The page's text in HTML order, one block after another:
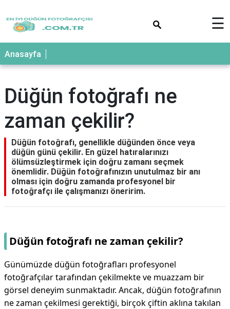
☰
Anasayfa
Düğün fotoğrafı ne
zaman çekilir?
Düğün fotoğrafı, genellikle düğünden önce veya
düğün günü çekilir. En güzel hatıralarınızı
ölümsüzleştirmek için doğru zamanı seçmek
önemlidir. Düğün fotoğrafınızın unutulmaz bir anı
olması için doğru zamanda profesyonel bir
fotoğrafçı ile çalışmanızı öneririm.
Düğün fotoğrafı ne zaman çekilir?
Günümüzde düğün fotoğrafları profesyonel
fotoğrafçılar tarafından çekilmekte ve muazzam bir
görsel deneyim sunmaktadır. Ancak, düğün fotoğrafının
ne zaman çekilmesi gerektiği, birçok çiftin aklına takılan